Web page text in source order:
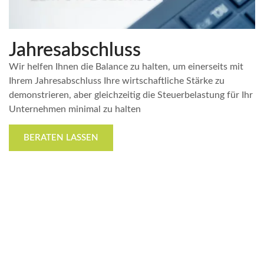
Jahresabschluss
Wir helfen Ihnen die Balance zu halten, um einerseits mit
Ihrem Jahresabschluss Ihre wirtschaftliche Stärke zu
demonstrieren, aber gleichzeitig die Steuerbelastung für Ihr
Unternehmen minimal zu halten
BERATEN LASSEN